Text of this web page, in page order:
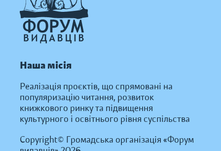
Наша місія
Реалізація проєктів, що спрямовані на
популяризацію читання, розвиток
книжкового ринку та підвищення
культурного і освітнього рівня суспільства
Copyright© Громадська організація «Форум